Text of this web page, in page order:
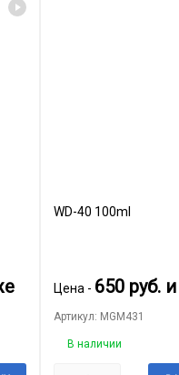
WD-40 100ml
Цена - 650 руб.
Артикул: MGM431
В наличии